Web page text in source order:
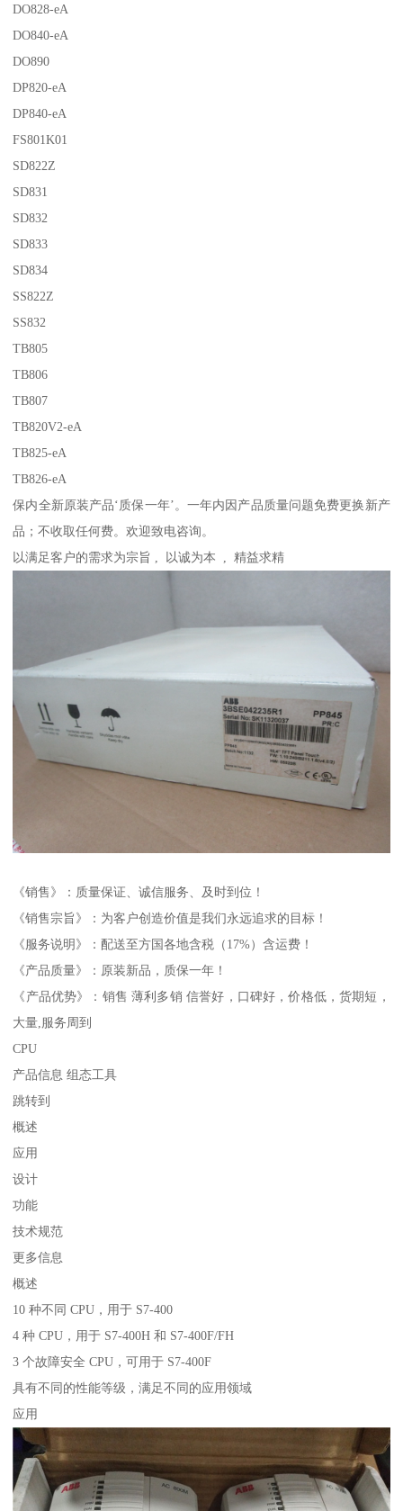
DO828-eA
DO840-eA
DO890
DP820-eA
DP840-eA
FS801K01
SD822Z
SD831
SD832
SD833
SD834
SS822Z
SS832
TB805
TB806
TB807
TB820V2-eA
TB825-eA
TB826-eA
保内全新原装产品‘质保一年’。一年内因产品质量问题免费更换新产
品；不收取任何费。欢迎致电咨询。
以满足客户的需求为宗旨 , 以诚为本 , 精益求精
《销售》：质量保证、诚信服务、及时到位！
《销售宗旨》：为客户创造价值是我们永远追求的目标！
《服务说明》：配送至方国各地含税（17%）含运费！
《产品质量》：原装新品，质保一年！
《产品优势》：销售 薄利多销 信誉好，口碑好，价格低，货期短，
大量,服务周到
CPU
产品信息 组态工具
跳转到
概述
应用
设计
功能
技术规范
更多信息
概述
10 种不同 CPU，用于 S7-400
4 种 CPU，用于 S7-400H 和 S7-400F/FH
3 个故障安全 CPU，可用于 S7-400F
具有不同的性能等级，满足不同的应用领域
应用